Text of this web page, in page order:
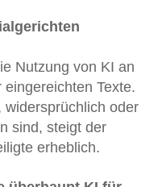
Nutzung von KI an
Texte.
oder
sind, steigt der
erheblich.